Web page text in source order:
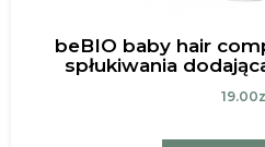
beBIO baby hair
spłukiwania